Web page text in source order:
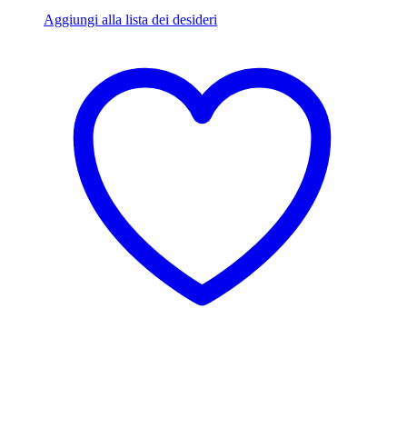
Aggiungi alla lista dei desideri